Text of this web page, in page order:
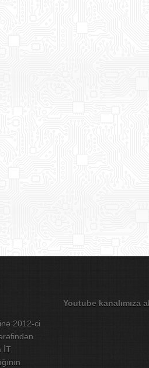
2012-ci
İT
Youtube kanalımıza